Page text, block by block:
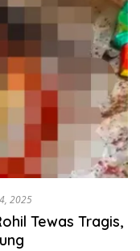
2025
Tewas Tragis,